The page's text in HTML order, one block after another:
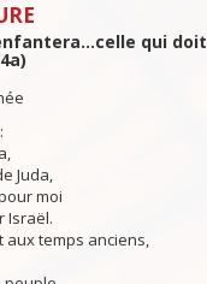
qui doit
Juda,
moi
Israël.
aux temps anciens,